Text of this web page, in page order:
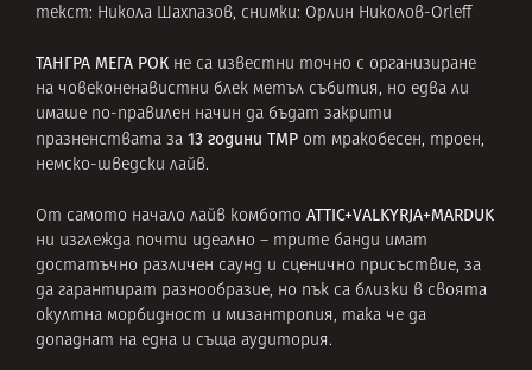
текст: Никола Шахпазов, снимки: Орлин Николов-Orleff
ТАНГРА МЕГА РОК не са известни точно с организиране
на човеконенавистни блек метъл събития, но едва ли
имаше по-правилен начин да бъдат закрити
празненствата за 13 години ТМР от мракобесен, троен,
немско-шведски лайв.
От самото начало лайв комбото ATTIC+VALKYRJA+MARDUK
ни изглежда почти идеално – трите банди имат
достатъчно различен саунд и сценично присъствие, за
да гарантират разнообразие, но пък са близки в своята
окултна морбидност и мизантропия, така че да
допаднат на една и съща аудитория.